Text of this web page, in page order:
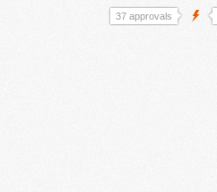
37 approvals